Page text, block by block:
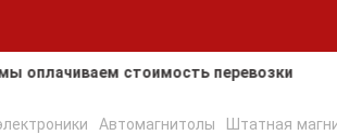
стоимость перевозки до
Автомагнитолы Штатная